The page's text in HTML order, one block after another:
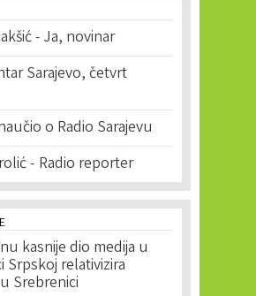
- Ja, novinar
Sarajevo, četvrt
o Radio Sarajevu
- Radio reporter
kasnije dio medija u
Srpskoj relativizira
Srebrenici